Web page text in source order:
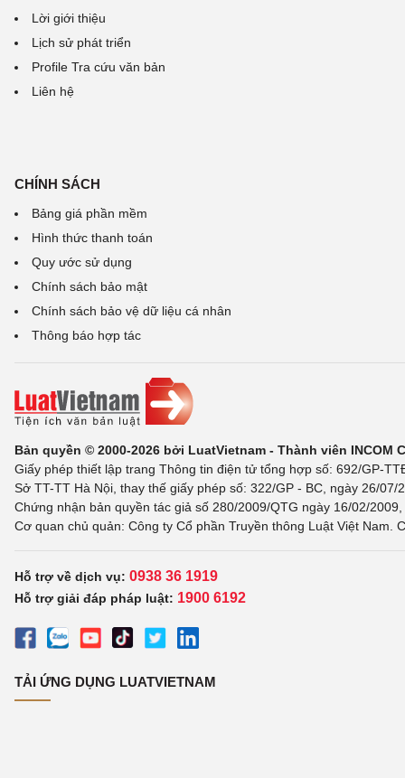
Lời giới thiệu
Lịch sử phát triển
Profile Tra cứu văn bản
Liên hệ
CHÍNH SÁCH
Bảng giá phần mềm
Hình thức thanh toán
Quy ước sử dụng
Chính sách bảo mật
Chính sách bảo vệ dữ liệu cá nhân
Thông báo hợp tác
Bản quyền © 2000-2026 bởi LuatVietnam - Thành viên INCOM
Giấy phép thiết lập trang Thông tin điện tử tổng hợp số: 692/GP-
Sở TT-TT Hà Nội, thay thế giấy phép số: 322/GP - BC, ngày 26/
Chứng nhận bản quyền tác giả số 280/2009/QTG ngày 16/02/
Cơ quan chủ quản: Công ty Cổ phần Truyền thông Luật Việt Nam.
Hỗ trợ về dịch vụ: 0938 36 1919
Hỗ trợ giải đáp pháp luật: 1900 6192
TẢI ỨNG DỤNG LUATVIETNAM